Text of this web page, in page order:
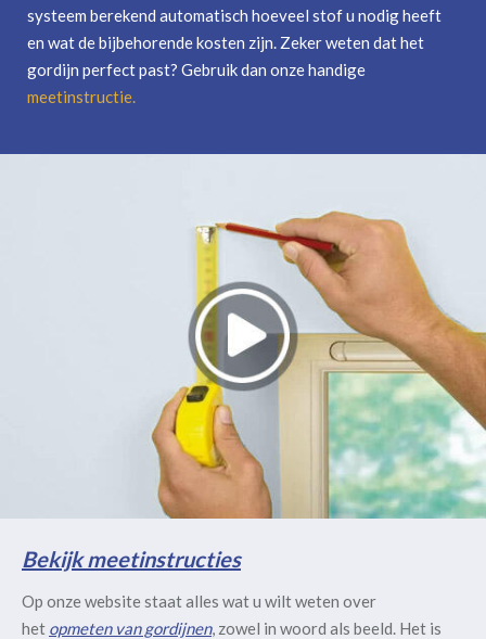
systeem berekend automatisch hoeveel stof u nodig heeft
en wat de bijbehorende kosten zijn. Zeker weten dat het
gordijn perfect past? Gebruik dan onze handige
meetinstructie.
Bekijk meetinstructies
Op onze website staat alles wat u wilt weten over
het opmeten van gordijnen, zowel in woord als beeld. Het is